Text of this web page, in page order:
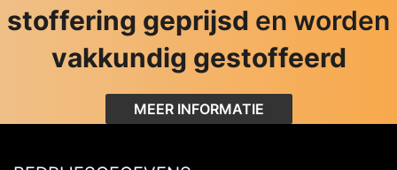
stoffering geprijsd en worden
vakkundig gestoffeerd
MEER INFORMATIE